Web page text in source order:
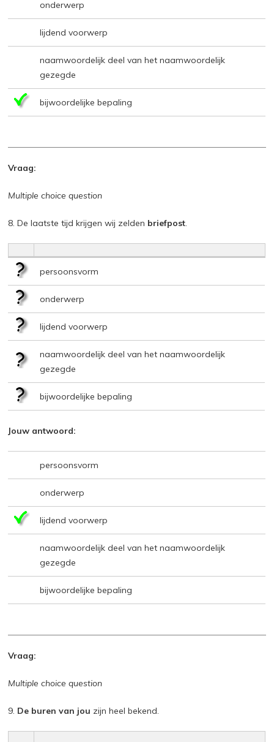
onderwerp
lijdend voorwerp
naamwoordelijk deel van het naamwoordelijk
gezegde
bijwoordelijke bepaling
Vraag:
Multiple choice question
8. De laatste tijd krijgen wij zelden briefpost.
persoonsvorm
onderwerp
lijdend voorwerp
naamwoordelijk deel van het naamwoordelijk
gezegde
bijwoordelijke bepaling
Jouw antwoord:
persoonsvorm
onderwerp
lijdend voorwerp
naamwoordelijk deel van het naamwoordelijk
gezegde
bijwoordelijke bepaling
Vraag:
Multiple choice question
9. De buren van jou zijn heel bekend.